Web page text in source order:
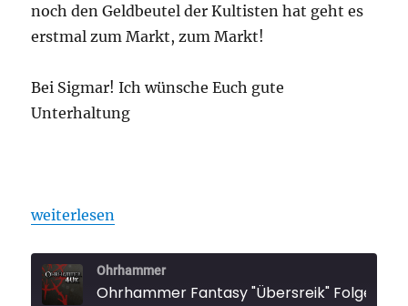
noch den Geldbeutel der Kultisten hat geht es
erstmal zum Markt, zum Markt!
Bei Sigmar! Ich wünsche Euch gute
Unterhaltung
„Ohrhammer Fantasy „Übersreik“ Folge 1“
weiterlesen
Ohrhammer
Ohrhammer Fantasy "Übersreik" Folge 1